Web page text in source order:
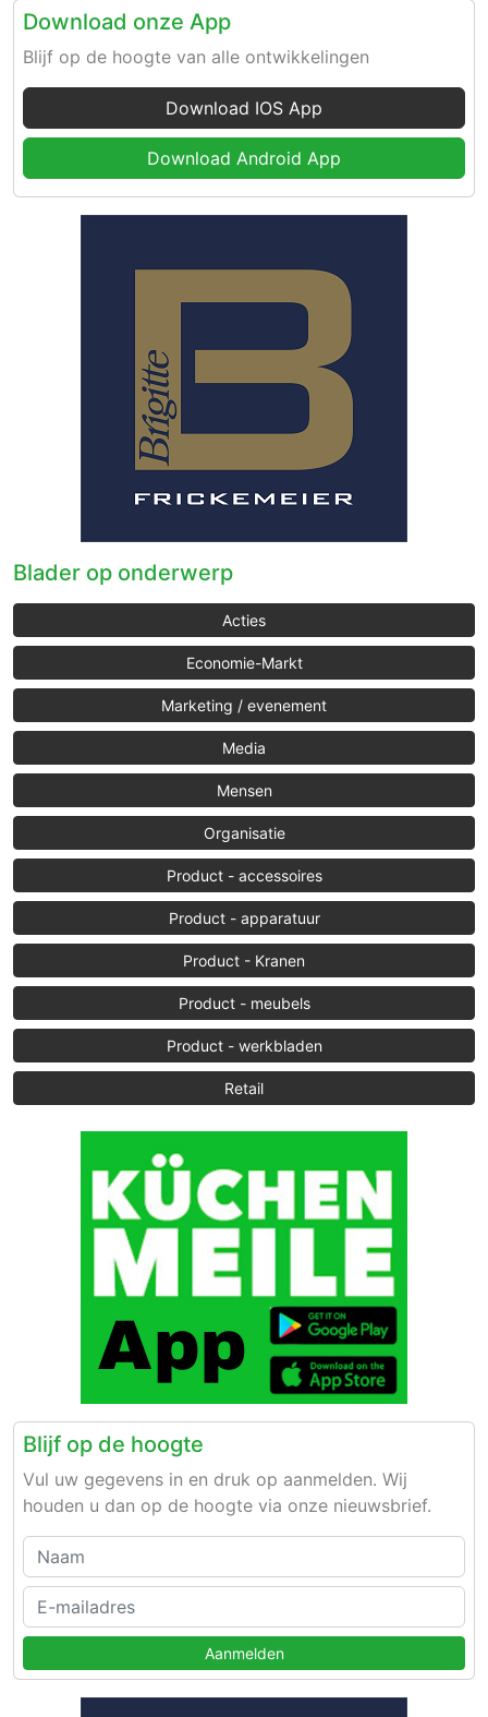
Download onze App
Blijf op de hoogte van alle ontwikkelingen
Download IOS App
Download Android App
Blader op onderwerp
Acties
Economie-Markt
Marketing / evenement
Media
Mensen
Organisatie
Product - accessoires
Product - apparatuur
Product - Kranen
Product - meubels
Product - werkbladen
Retail
Blijf op de hoogte
Vul uw gegevens in en druk op aanmelden. Wij
houden u dan op de hoogte via onze nieuwsbrief.
Aanmelden